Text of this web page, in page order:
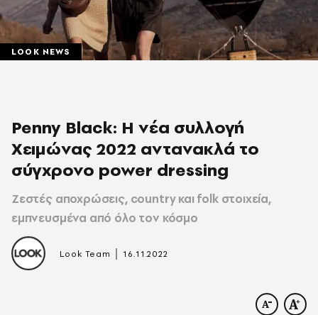
LOOK NEWS
Penny Black: Η νέα συλλογή
Χειμώνας 2022 αντανακλά το
σύγχρονο power dressing
Ζεστές αποχρώσεις, country και folk στοιχεία,
εμπνευσμένα από όλο τον κόσμο
Look Team 16.11.2022